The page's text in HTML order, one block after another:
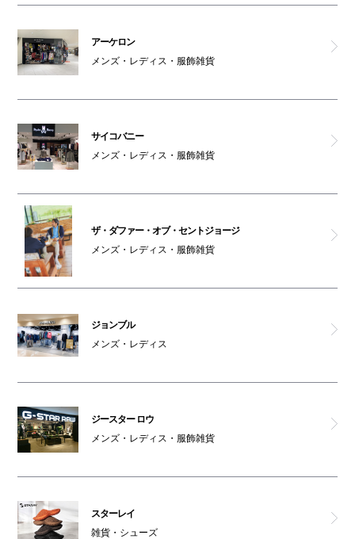
男女トイレ(4F)
車椅子利用可能トイレ(4F)
アルマーニex
アーケロン
メンズ・レディス・服飾雑貨
サイコバニー
メンズ・レディス・服飾雑貨
ザ・ダファー・オブ・セントジョージ
メンズ・レディス・服飾雑貨
ジョンブル
メンズ・レディス
ジースター ロウ
メンズ・レディス・服飾雑貨
スターレイ
雑貨・シューズ